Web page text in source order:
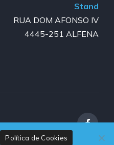
Stand
RUA DOM AFONSO IV
4445-251 ALFENA
Política de Cookies